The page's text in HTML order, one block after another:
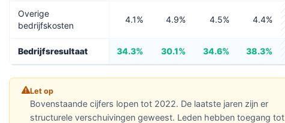
Overige
bedrijfskosten
4.1% 4.9% 4.5% 4.4%
Bedrijfsresultaat 34.3% 30.1% 34.6% 38.3%
Let op
Bovenstaande cijfers lopen tot 2022. De laatste jaren zijn er
structurele verschuivingen geweest. Leden hebben toegang tot